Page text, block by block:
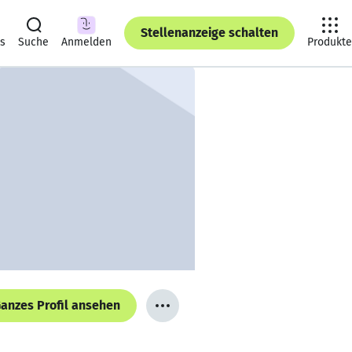
Suche Anmelden
Stellenanzeige schalten
Produkte
Profil ansehen